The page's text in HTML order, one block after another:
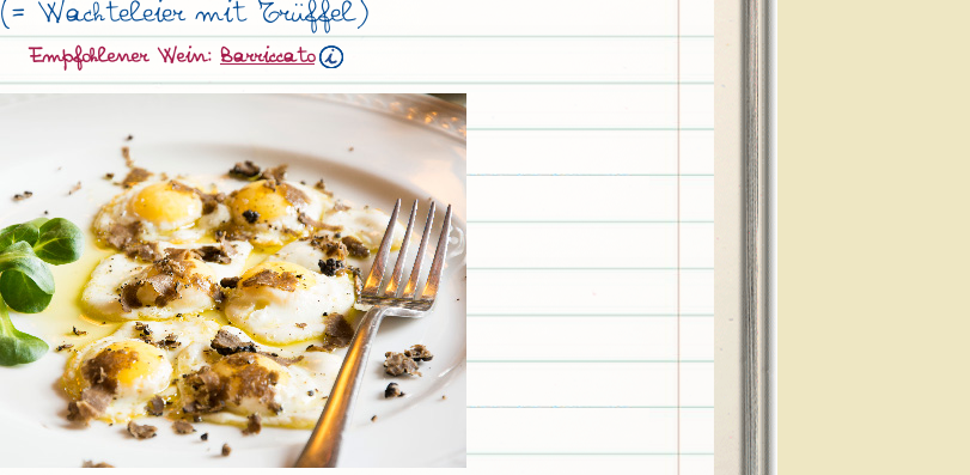
(= Wachteleier mit Trüffel)
Empfohlener Wein: Barriccato